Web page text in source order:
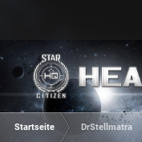
Startseite DrStellmatra